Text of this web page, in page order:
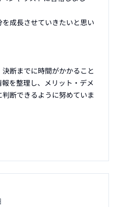
成長させていきたいと思い
断までに時間がかかること
を整理し、メリット・デメ
断できるように努めていま